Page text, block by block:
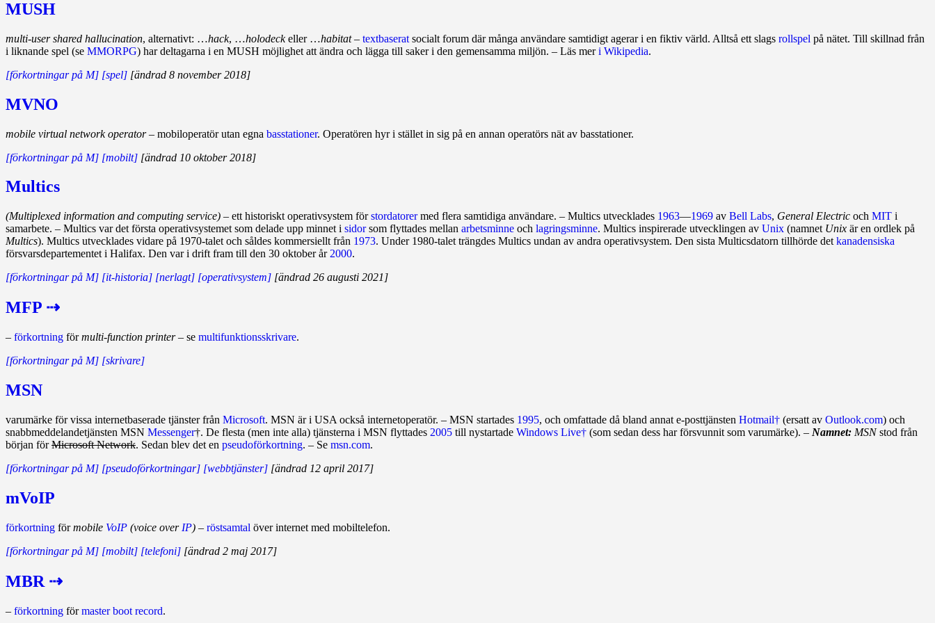
MUSH
multi-user shared hallucination, alternativt: …hack, …holodeckeller …habitat– textbas­erat socialt forum där många använd­are samtidigt agerar i en fiktiv värld. Alltså ett slags rollspel på nätet. Till skillnad från
i liknande spel (se MMORPG) har deltag­arna i en MUSH möjlig­het att ändra och lägga till saker i den gemen­samma miljön. – Läs meri Wikipedia.
[förkortningar på M] [spel] [ändrad 8 november 2018]
MVNO
mobile virtual network operator– mobiloperatör utan egna bas­stationer. Operatören hyr i stället in sig på en annan operatörs nät av bas­stationer.
[förkortningar på M] [mobilt] [ändrad 10 oktober 2018]
Multics
(Multiplexed information and computing service) – ett historiskt operativsystem förstor­datorermed flera samtidiga användare. – Multics utvecklades 1963—1969 av Bell Labs, General Electric och MIT i
samarbete. – Multics var det första operativsystemet som delade upp minnet i sidorsom flyttades mellan arbetsminne och lagringsminne. Multics inspirerade utvecklingen av Unix (namnet Unix är en ordlek på
Multics). Multics utvecklades vidare på 1970‑talet och såldes kommersiellt från 1973. Under 1980‑talet trängdes Multics undan av andra operativsystem. Den sista Multicsdatorn tillhörde det kanadensiska
försvarsdepartementet i Halifax. Den var i drift fram till den 30 oktober år 2000.
[förkortningar på M] [it-historia] [nerlagt] [operativsystem] [ändrad 26 augusti 2021]
MFP ⇢
– förkortning förmulti-function printer– se multifunktionsskrivare.
[förkortningar på M] [skrivare]
MSN
varumärke för vissa internetbaserade tjänster från Microsoft. MSN är i USA också internet­operatör. – MSN startades 1995, och omfattade då bland annat e‑post­tjänsten Hotmail† (ersatt av Outlook.com) och
snabbmeddelande­tjänsten MSN Messenger†. De flesta (men inte alla) tjänsterna i MSN flyttades 2005 till ny­­startade Windows Live† (som sedan dess har försvunnit som varu­märke). – Namnet: MSNstod från
början förMicro­­soft Network. Sedan blev det en pseudo­­för­­kort­­ning. – Se msn.com.
[förkortningar på M] [pseudoförkortningar] [webbtjänster] [ändrad 12 april 2017]
mVoIP
förkortning förmobile VoIP (voice over IP) – röstsamtal över internet med mobiltelefon.
[förkortningar på M] [mobilt] [telefoni] [ändrad 2 maj 2017]
MBR ⇢
– förkortning förmaster boot record.